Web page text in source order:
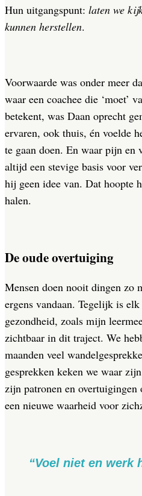
Hun uitgangspunt: laten we
kunnen herstellen.
Voorwaarde was onder meer
waar een coachee die ‘moet’
betekent, was Daan oprecht
ervaren, ook thuis, én voelde
te gaan doen. En waar pijn en
altijd een stevige basis voor
hij geen idee van. Dat hoopte
halen.
De oude overtuiging
Mensen doen nooit dingen zo
ergens vandaan. Tegelijk is
gezondheid, zoals mijn
zichtbaar in dit traject. We
maanden veel
gesprekken keken we waar
zijn patronen en
een nieuwe waarheid voor
“Voel niet en werk